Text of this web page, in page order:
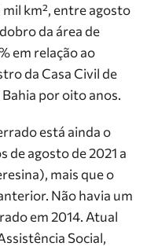
km², entre agosto
da área de
em relação ao
da Casa Civil de
por oito anos.
está ainda o
de agosto de 2021 a
mais que o
Não havia um
em 2014. Atual
Social,